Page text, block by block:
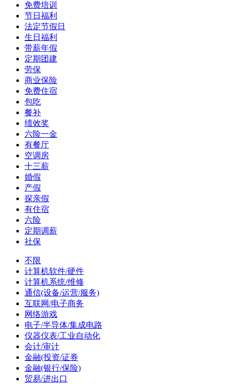
免费培训
节日福利
法定节假日
生日福利
带薪年假
定期团建
劳保
商业保险
免费住宿
包吃
餐补
绩效奖
六险一金
有餐厅
空调房
十三薪
婚假
产假
探亲假
有住宿
六险
定期调薪
社保
不限
计算机软件/硬件
计算机系统/维修
通信(设备/运营/服务)
互联网/电子商务
网络游戏
电子/半导体/集成电路
仪器仪表/工业自动化
会计/审计
金融(投资/证券
金融(银行/保险)
贸易/进出口